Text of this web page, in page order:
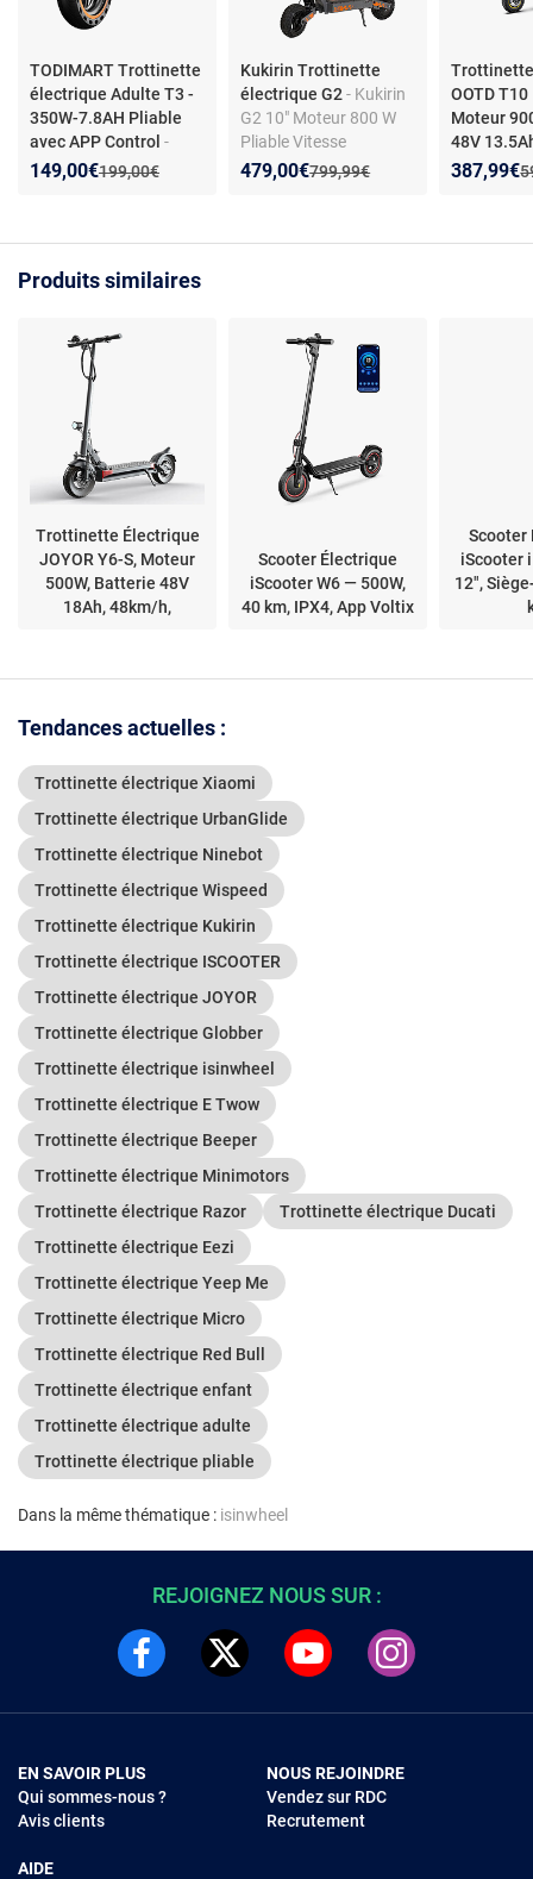
TODIMART Trottinette
électrique Adulte T3 -
350W-7.8AH Pliable
avec APP Control -
Trottinette Électrique
Increvables,Trottinette
APP Control
Ancien prix :
199,00€
Nouveau prix :
149,00€
Réduction de :
Kukirin Trottinette
électrique G2- Kukirin
G2 10" Moteur 800 W
Pliable Vitesse
maximale 45 km/h 48V
Ancien prix :
799,99€
Nouveau prix :
479,00€
Réduction de :
OOTD
Moteur
48V
Nouveau
387,99€
Produits similaires
Trottinette Électrique
JOYOR Y6-S, Moteur
500W, Batterie 48V
18Ah, 48km/h,
Scooter Électrique
iScooter W6 — 500W,
40 km, IPX4, App Voltix
Scooter
iScooter
12",
Tendances actuelles :
Trottinette électrique Xiaomi
Trottinette électrique UrbanGlide
Trottinette électrique Ninebot
Trottinette électrique Wispeed
Trottinette électrique Kukirin
Trottinette électrique ISCOOTER
Trottinette électrique JOYOR
Trottinette électrique Globber
Trottinette électrique isinwheel
Trottinette électrique E Twow
Trottinette électrique Beeper
Trottinette électrique Minimotors
Trottinette électrique Razor
Trottinette électrique Ducati
Trottinette électrique Eezi
Trottinette électrique Yeep Me
Trottinette électrique Micro
Trottinette électrique Red Bull
Trottinette électrique enfant
Trottinette électrique adulte
Trottinette électrique pliable
Dans la même thématique : isinwheel
REJOIGNEZ NOUS SUR :
EN SAVOIR PLUS
Qui sommes-nous ?
Avis clients
AIDE
NOUS REJOINDRE
Vendez sur RDC
Recrutement